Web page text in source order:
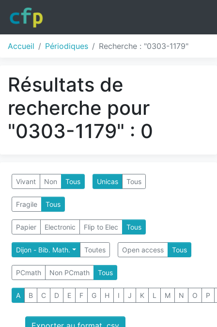
Accueil Périodiques Recherche : "0303-1179"
Résultats de
recherche pour
"0303-1179" : 0
Vivant Non Tous Unicas Tous
Fragile Tous
Papier Electronic Flip to Elec Tous
Dijon - Bib. Math. Toutes Open access Tous
PCmath Non PCmath Tous
A B C D E F G H I J K L M N O P